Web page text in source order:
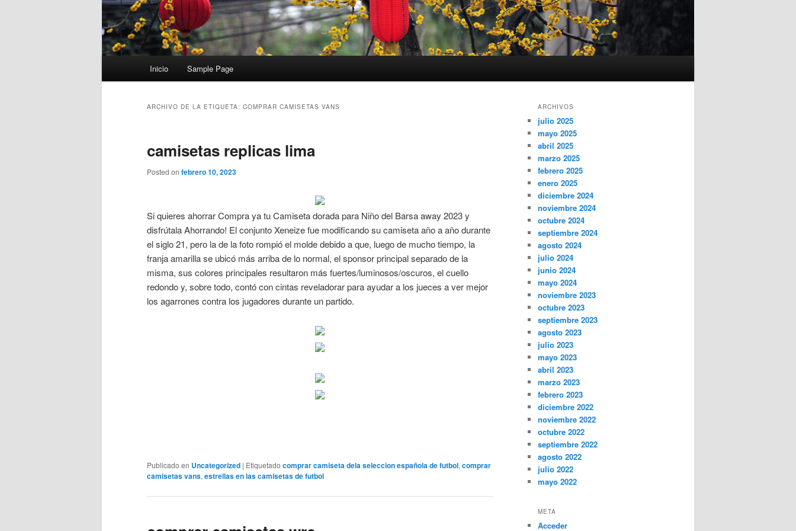
Inicio Sample Page
ARCHIVO DE LA ETIQUETA: COMPRAR CAMISETAS VANS
camisetas replicas lima
Posted on febrero 10, 2023
Si quieres ahorrar Compra ya tu Camiseta dorada para Niño del Barsa away 2023 y
disfrútala Ahorrando! El conjunto Xeneize fue modificando su camiseta año a año durante
el siglo 21, pero la de la foto rompió el molde debido a que, luego de mucho tiempo, la
franja amarilla se ubicó más arriba de lo normal, el sponsor principal separado de la
misma, sus colores principales resultaron más fuertes/luminosos/oscuros, el cuello
redondo y, sobre todo, contó con cintas reveladorar para ayudar a los jueces a ver mejor
los agarrones contra los jugadores durante un partido.
Publicado en Uncategorized | Etiquetado comprar camiseta dela seleccion española de futbol, comprar
camisetas vans, estrellas en las camisetas de futbol
ARCHIVOS
julio 2025
mayo 2025
abril 2025
marzo 2025
febrero 2025
enero 2025
diciembre 2024
noviembre 2024
octubre 2024
septiembre 2024
agosto 2024
julio 2024
junio 2024
mayo 2024
noviembre 2023
octubre 2023
septiembre 2023
agosto 2023
julio 2023
mayo 2023
abril 2023
marzo 2023
febrero 2023
diciembre 2022
noviembre 2022
octubre 2022
septiembre 2022
agosto 2022
julio 2022
mayo 2022
META
Acceder